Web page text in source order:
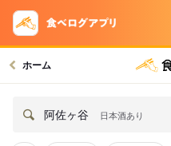
ホーム
阿佐ヶ谷 日本酒あり